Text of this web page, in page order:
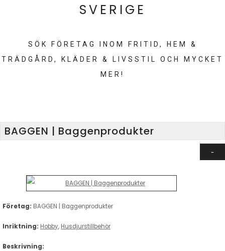
SVERIGE
SÖK FÖRETAG INOM FRITID, HEM &
TRÄDGÅRD, KLÄDER & LIVSSTIL OCH MYCKET
MER!
BAGGEN | Baggenprodukter
Företag: BAGGEN | Baggenprodukter
Inriktning: Hobby, Husdjurstillbehör
Beskrivning: